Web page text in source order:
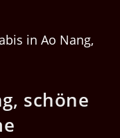
schöne